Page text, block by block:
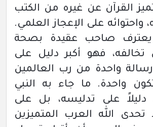
القرآن عن غيره من الكتب
واحتوائه على الإعجاز العلمي.
يعترف صاحب عقيدة بصحة
تخالفه، فهو أكبر دليل على
واحدة من رب العالمين
واحدة. ما جاء به النبي
على تدليسه، بل على
الله العرب المتميزين